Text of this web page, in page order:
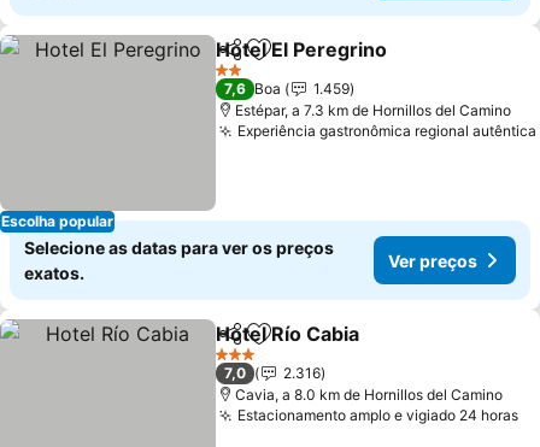
Escolha popular
PartilharAdicionar aos favoritos
Hotel El Peregrino
2 Estrelas
7,6 Boa
1.459
Estépar, a 7.3 km de Hornillos del Camino
Experiência gastronômica regional autêntica
Selecione as datas para ver os preços
exatos.
Ver preços
PartilharAdicionar aos favoritos
Hotel Río Cabia
3 Estrelas
7,0
2.316
Cavia, a 8.0 km de Hornillos del Camino
Estacionamento amplo e vigiado 24 horas